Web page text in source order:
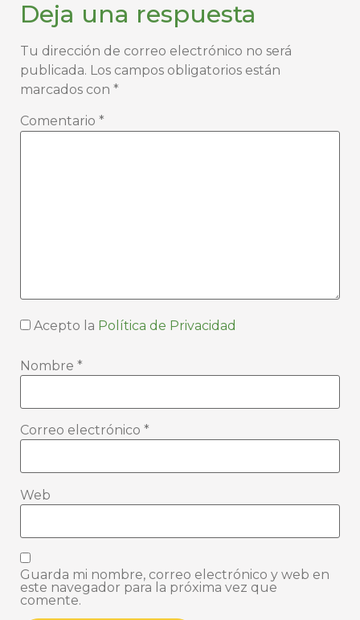
Deja una respuesta
Tu dirección de correo electrónico no será
publicada. Los campos obligatorios están
marcados con *
Comentario *
Acepto la Política de Privacidad
Nombre *
Correo electrónico *
Web
Guarda mi nombre, correo electrónico y web en
este navegador para la próxima vez que
comente.